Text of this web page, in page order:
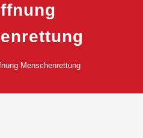
Menschenrettung